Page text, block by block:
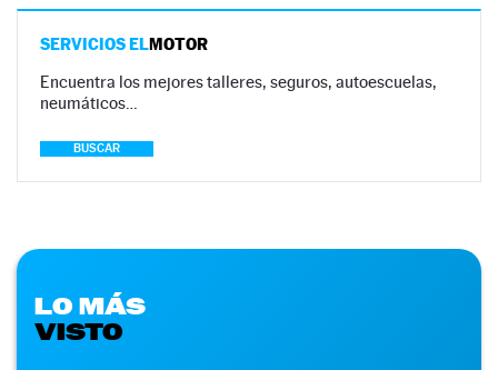
SERVICIOS ELMOTOR
Encuentra los mejores talleres, seguros, autoescuelas,
neumáticos…
BUSCAR
LO MÁS
VISTO